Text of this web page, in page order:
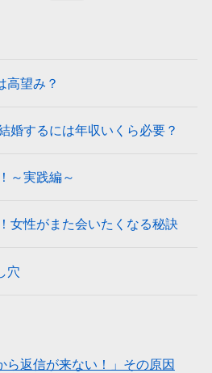
高望み？
婚するには年収いくら必要？
～実践編～
女性がまた会いたくなる秘訣
穴
ら返信が来ない！」その原因